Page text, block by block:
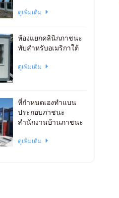
ดูเพิ่มเติม
ห้องแยกคลินิกภาชนะ
พับสำหรับอเมริกาใต้
ดูเพิ่มเติม
ที่กำหนดเองทำแบน
ประกอบภาชนะ
สำนักงานบ้านภาชนะ
ดูเพิ่มเติม